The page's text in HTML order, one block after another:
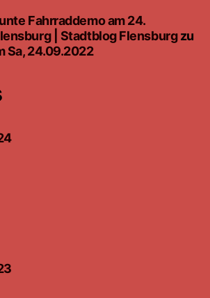
Fahrraddemo am 24.
| Stadtblog Flensburgzu
Sa, 24.09.2022